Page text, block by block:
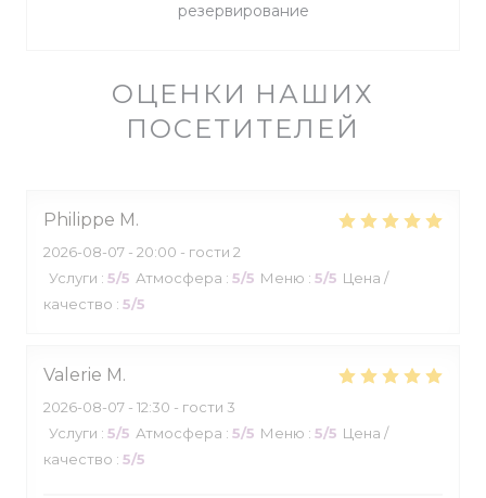
ОЦЕНКИ НАШИХ
ПОСЕТИТЕЛЕЙ
Philippe M
2026-08-07 - 20:00 - гости 2
Услуги : 5/5 Атмосфера : 5/5 Меню : 5/5 Цена /
качество : 5/5
Valerie M
2026-08-07 - 12:30 - гости 3
Услуги : 5/5 Атмосфера : 5/5 Меню : 5/5 Цена /
качество : 5/5
резервирование